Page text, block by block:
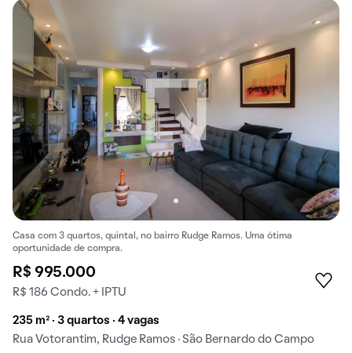
Casa com 3 quartos, quintal, no bairro Rudge Ramos. Uma ótima
oportunidade de compra.
R$ 995.000
R$ 186 Condo. + IPTU
235 m² · 3 quartos · 4 vagas
Rua Votorantim, Rudge Ramos · São Bernardo do Campo